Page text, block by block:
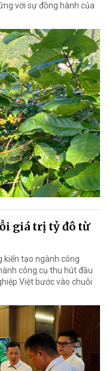
với sự đồng hành của
giá trị tỷ đô từ
kiến tạo ngành công
công cụ thu hút đầu
Việt bước vào chuỗi